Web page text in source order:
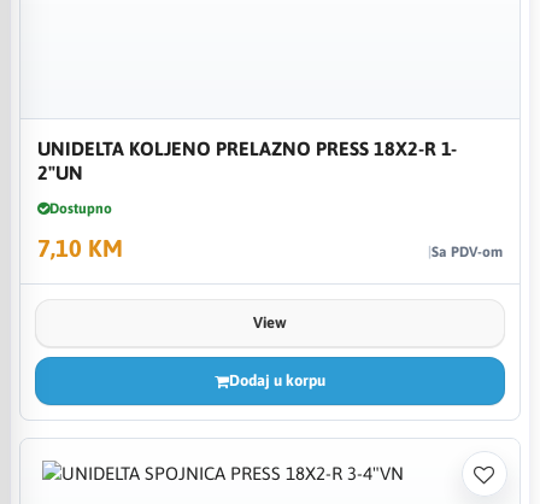
UNIDELTA KOLJENO PRELAZNO PRESS 18X2-R 1-
2"UN
Dostupno
7,10 KM Sa PDV-om
View
Dodaj u korpu